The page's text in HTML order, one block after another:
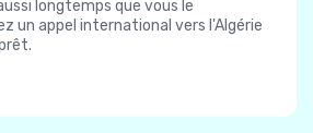
longtemps que vous le
un appel international vers l'Algérie